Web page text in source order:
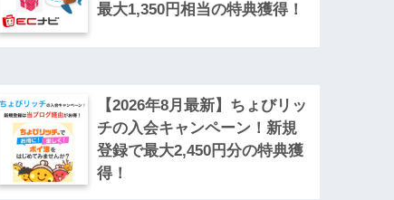
最大1,350円相当の特典獲得！
【2026年8月最新】ちょびリッ
チの入会キャンペーン！新規
登録で最大2,450円分の特典獲
得！